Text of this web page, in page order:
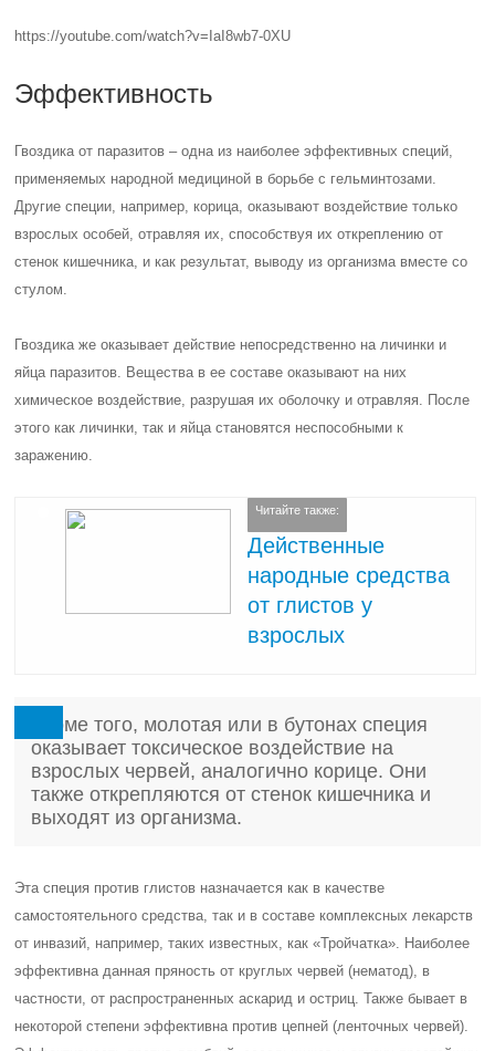
https://youtube.com/watch?v=IaI8wb7-0XU
Эффективность
Гвоздика от паразитов – одна из наиболее эффективных специй,
применяемых народной медициной в борьбе с гельминтозами.
Другие специи, например, корица, оказывают воздействие только
взрослых особей, отравляя их, способствуя их откреплению от
стенок кишечника, и как результат, выводу из организма вместе со
стулом.
Гвоздика же оказывает действие непосредственно на личинки и
яйца паразитов. Вещества в ее составе оказывают на них
химическое воздействие, разрушая их оболочку и отравляя. После
этого как личинки, так и яйца становятся неспособными к
заражению.
Читайте также:
Действенные
народные средства
от глистов у
взрослых
Кроме того, молотая или в бутонах специя
оказывает токсическое воздействие на
взрослых червей, аналогично корице. Они
также открепляются от стенок кишечника и
выходят из организма.
Эта специя против глистов назначается как в качестве
самостоятельного средства, так и в составе комплексных лекарств
от инвазий, например, таких известных, как «Тройчатка». Наиболее
эффективна данная пряность от круглых червей (нематод), в
частности, от распространенных аскарид и остриц. Также бывает в
некоторой степени эффективна против цепней (ленточных червей).